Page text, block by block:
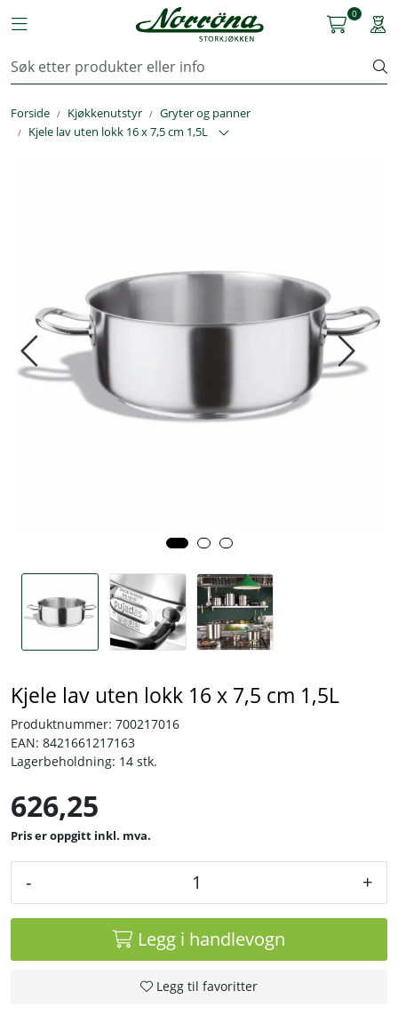
Toggle navigation
0
Forside Kjøkkenutstyr
Gryter og panner
Kjele lav uten lokk 16 x 7,5 cm 1,5L
Kjele lav uten lokk 16 x 7,5 cm 1,5L
Produktnummer: 700217016
EAN: 8421661217163
Lagerbeholdning: 14 stk.
626,25
inkl. mva.
- +
Legg i handlevogn
Legg til favoritter
Kjøkkenutstyr
Storkjøkken
Service
OUTLET